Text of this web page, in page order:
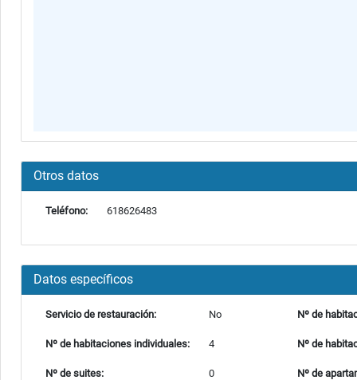
Otros datos
Teléfono: 618626483
Datos específicos
Servicio de restauración: No Nº de
Nº de habitaciones individuales: 4 Nº de
Nº de suites: 0 Nº de